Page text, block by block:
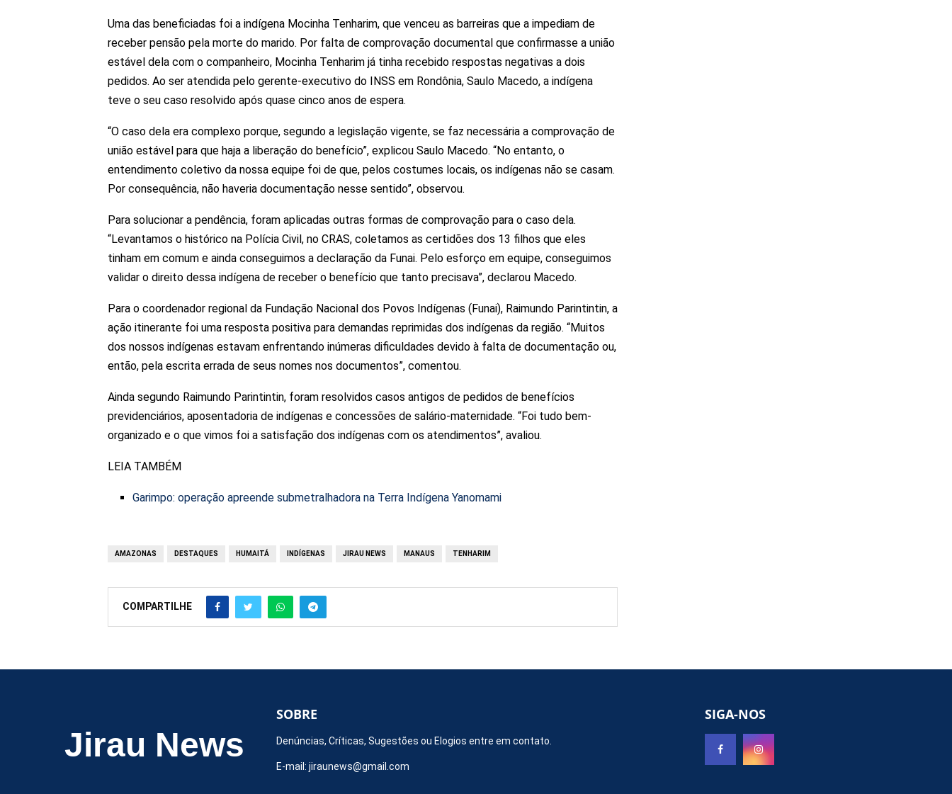
Uma das beneficiadas foi a indígena Mocinha Tenharim, que venceu as barreiras que a impediam de
receber pensão pela morte do marido. Por falta de comprovação documental que confirmasse a união
estável dela com o companheiro, Mocinha Tenharim já tinha recebido respostas negativas a dois
pedidos. Ao ser atendida pelo gerente-executivo do INSS em Rondônia, Saulo Macedo, a indígena
teve o seu caso resolvido após quase cinco anos de espera.
“O caso dela era complexo porque, segundo a legislação vigente, se faz necessária a comprovação de
união estável para que haja a liberação do benefício”, explicou Saulo Macedo. “No entanto, o
entendimento coletivo da nossa equipe foi de que, pelos costumes locais, os indígenas não se casam.
Por consequência, não haveria documentação nesse sentido”, observou.
Para solucionar a pendência, foram aplicadas outras formas de comprovação para o caso dela.
“Levantamos o histórico na Polícia Civil, no CRAS, coletamos as certidões dos 13 filhos que eles
tinham em comum e ainda conseguimos a declaração da Funai. Pelo esforço em equipe, conseguimos
validar o direito dessa indígena de receber o benefício que tanto precisava”, declarou Macedo.
Para o coordenador regional da Fundação Nacional dos Povos Indígenas (Funai), Raimundo Parintintin, a
ação itinerante foi uma resposta positiva para demandas reprimidas dos indígenas da região. “Muitos
dos nossos indígenas estavam enfrentando inúmeras dificuldades devido à falta de documentação ou,
então, pela escrita errada de seus nomes nos documentos”, comentou.
Ainda segundo Raimundo Parintintin, foram resolvidos casos antigos de pedidos de benefícios
previdenciários, aposentadoria de indígenas e concessões de salário-maternidade. “Foi tudo bem-
organizado e o que vimos foi a satisfação dos indígenas com os atendimentos”, avaliou.
LEIA TAMBÉM
Garimpo: operação apreende submetralhadora na Terra Indígena Yanomami
AMAZONAS DESTAQUES HUMAITÁ INDÍGENAS JIRAU NEWS MANAUS TENHARIM
COMPARTILHE
Jirau News
SOBRE
Denúncias, Críticas, Sugestões ou Elogios entre em contato.
E-mail: jiraunews@gmail.com
SIGA-NOS